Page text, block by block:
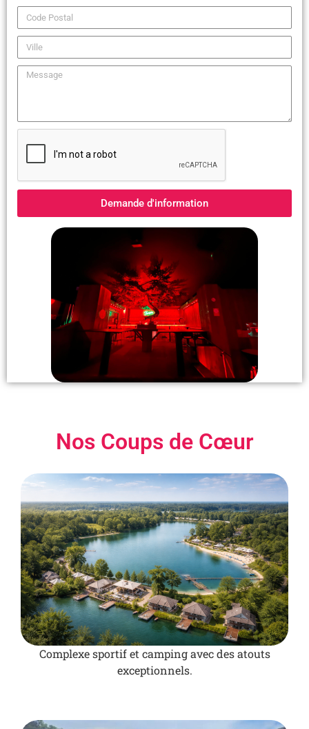
Demande d'information
Nos Coups de Cœur
Complexe sportif et camping avec des atouts
exceptionnels.